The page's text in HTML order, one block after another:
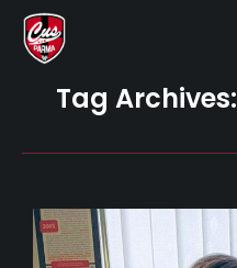
Tag Archives: